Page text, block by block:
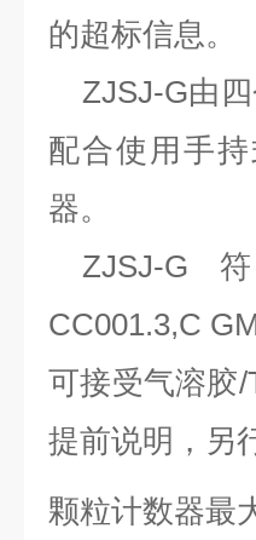
的超标信息。
ZJSJ-G由
配合使用手
器。
ZJSJ-G
CC001.3,C
可接受气溶胶/
提前说明，另
颗粒计数器最